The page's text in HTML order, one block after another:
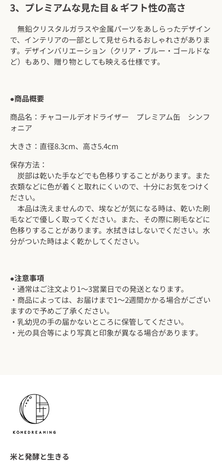
3、プレミアムな見た目 & ギフト性の高さ
無鉛クリスタルガラスや金属パーツをあしらったデザイン
で、インテリアの一部として見せられるおしゃれさがありま
す。デザインバリエーション（クリア・ブルー・ゴールドな
ど）もあり、贈り物としても映える仕様です。
●商品概要
商品名：チャコールデオドライザー プレミアム缶 シンフ
ォニア
大きさ：直径8.3cm、高さ5.4cm
保存方法：
炭部は乾いた手などでも色移りすることがあります。また
衣類などに色が着くと取れにくいので、十分にお気をつけく
ださい。
本品は洗えませんので、埃などが気になる時は、乾いた刷
毛などで優しく取ってください。また、その際に刷毛などに
色移りすることがあります。水拭きはしないでください。水
分がついた時はよく乾かしてください。
●注意事項
・通常はご注文より1～3営業日での発送となります。
・商品によっては、お届けまで1～2週間かかる場合がござい
ますので予めご了承ください。
・乳幼児の手の届かないところに保管してください。
・光の具合等により写真と印象が異なる場合があります。
米と発酵と生きる